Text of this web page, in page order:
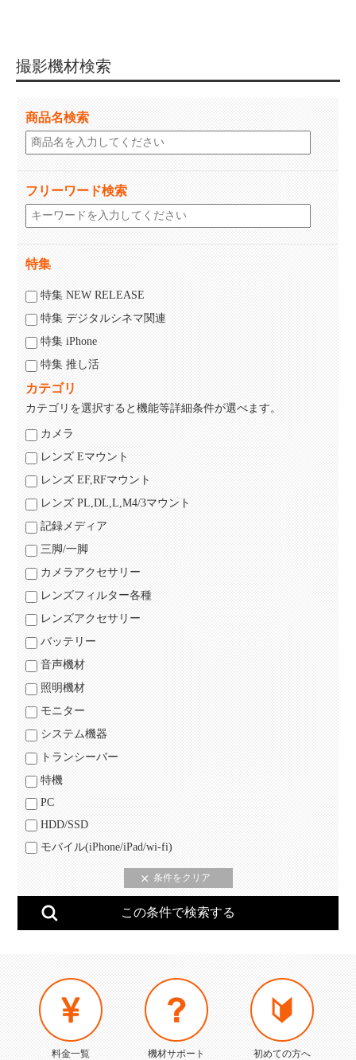
撮影機材検索
商品名検索
フリーワード検索
特集
特集 NEW RELEASE
特集 デジタルシネマ関連
特集 iPhone
特集 推し活
カテゴリ
カテゴリを選択すると機能等詳細条件が選べます。
カメラ
レンズ Eマウント
レンズ EF,RFマウント
レンズ PL,DL,L,M4/3マウント
記録メディア
三脚/一脚
カメラアクセサリー
レンズフィルター各種
レンズアクセサリー
バッテリー
音声機材
照明機材
モニター
システム機器
トランシーバー
特機
PC
HDD/SSD
モバイル(iPhone/iPad/wi-fi)
料金一覧 機材サポート 初めての方へ